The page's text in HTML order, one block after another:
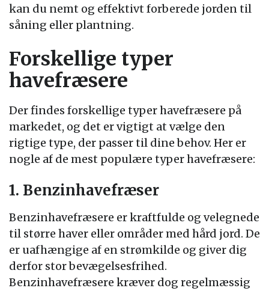
kan du nemt og effektivt forberede jorden til
såning eller plantning.
Forskellige typer
havefræsere
Der findes forskellige typer havefræsere på
markedet, og det er vigtigt at vælge den
rigtige type, der passer til dine behov. Her er
nogle af de mest populære typer havefræsere:
1. Benzinhavefræser
Benzinhavefræsere er kraftfulde og velegnede
til større haver eller områder med hård jord. De
er uafhængige af en strømkilde og giver dig
derfor stor bevægelsesfrihed.
Benzinhavefræsere kræver dog regelmæssig